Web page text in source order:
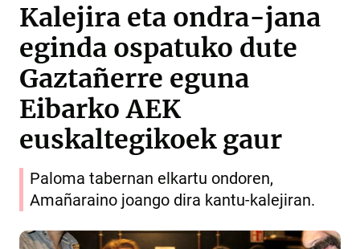
Kalejira eta ondra-jana
eginda ospatuko dute
Gaztañerre eguna
Eibarko AEK
euskaltegikoek gaur
Paloma tabernan elkartu ondoren,
Amañaraino joango dira kantu-kalejiran.